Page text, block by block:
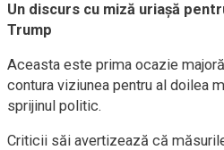
Un discurs cu miză uriașă
Trump
Aceasta este prima ocazie
contura viziunea pentru al doilea
sprijinul politic.
Criticii săi avertizează că